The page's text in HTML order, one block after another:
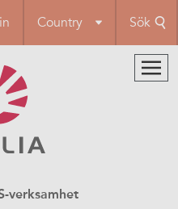
Country Sök
verksamhet